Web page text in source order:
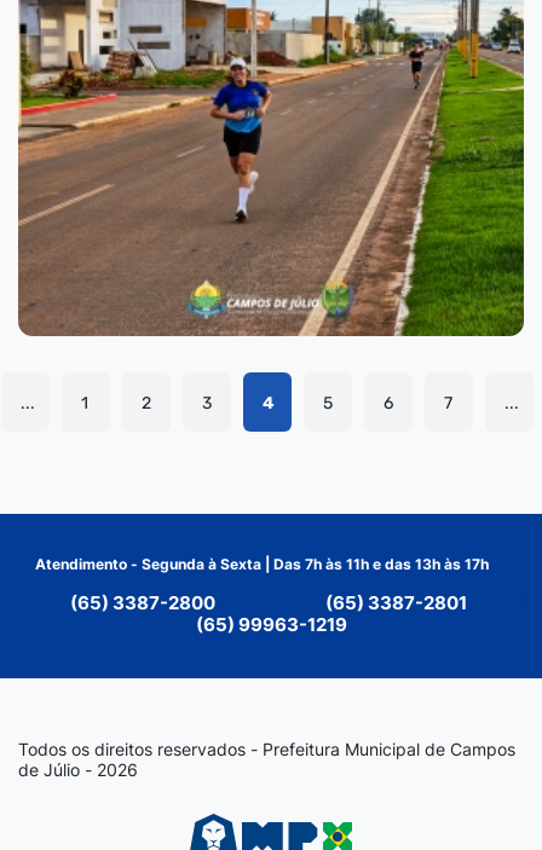
... 1 2 3 4 5 6 7 ...
Atendimento - Segunda à Sexta | Das 7h às 11h e das 13h às 17h
(65) 3387-2800 (65) 3387-2801
(65) 99963-1219
Todos os direitos reservados - Prefeitura Municipal de Campos
de Júlio - 2026